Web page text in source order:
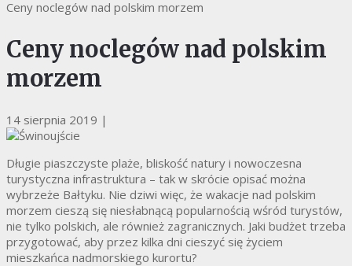
Ceny noclegów nad polskim morzem
Ceny noclegów nad polskim
morzem
14 sierpnia 2019 |
Długie piaszczyste plaże, bliskość natury i nowoczesna
turystyczna infrastruktura – tak w skrócie opisać można
wybrzeże Bałtyku. Nie dziwi więc, że wakacje nad polskim
morzem cieszą się niesłabnącą popularnością wśród turystów,
nie tylko polskich, ale również zagranicznych. Jaki budżet trzeba
przygotować, aby przez kilka dni cieszyć się życiem
mieszkańca nadmorskiego kurortu?